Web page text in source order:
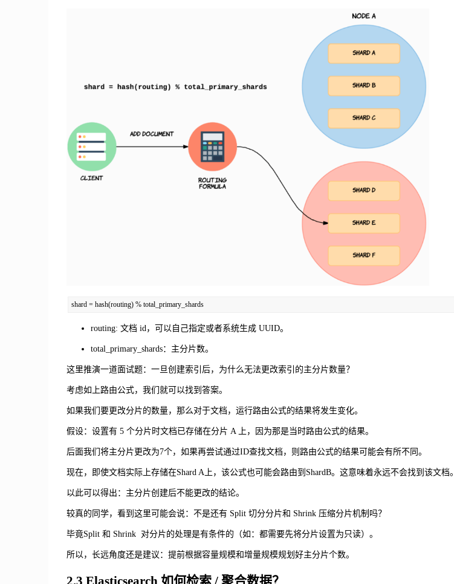
shard = hash(routing) % total_primary_shards
routing: 文档 id，可以自己指定或者系统生成 UUID。
total_primary_shards：主分片数。
这里推演一道面试题：一旦创建索引后，为什么无法更改索引的主分片数量？
考虑如上路由公式，我们就可以找到答案。
如果我们要更改分片的数量，那么对于文档，运行路由公式的结果将发生变化。
假设：设置有 5 个分片时文档已存储在分片 A 上，因为那是当时路由公式的结果。
后面我们将主分片更改为7个，如果再尝试通过ID查找文档，则路由公式的结果可能会有所不同。
现在，即使文档实际上存储在Shard A上，该公式也可能会路由到ShardB。这意味着永远不会找到该文档。
以此可以得出：主分片创建后不能更改的结论。
较真的同学，看到这里可能会说：不是还有 Split 切分分片和 Shrink 压缩分片机制吗？
毕竟Split 和 Shrink 对分片的处理是有条件的（如：都需要先将分片设置为只读）。
所以，长远角度还是建议：提前根据容量规模和增量规模规划好主分片个数。
2.3 Elasticsearch 如何检索 / 聚合数据？